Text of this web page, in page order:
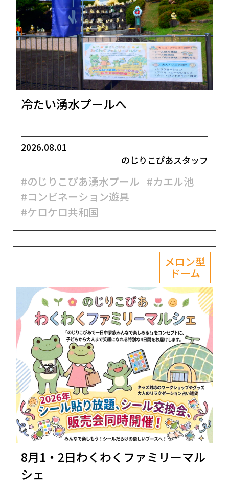
冷たい湧水プールへ
2026.08.01
のじりこぴあスタッフ
#のじりこぴあ湧水プール #カエル池
#コンビネーション遊具
#ケロケロ共和国
メロン型
ドーム
8月1・2日わくわくファミリーマル
シェ